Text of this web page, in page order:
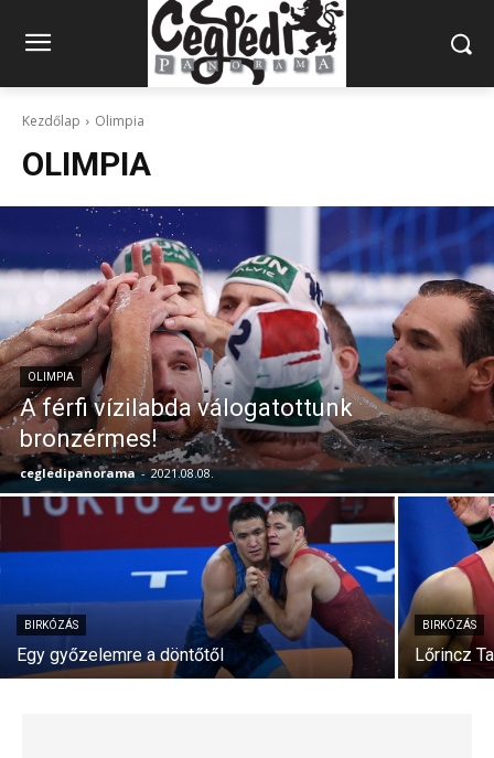
Kezdőlap Olimpia
OLIMPIA
OLIMPIA
A férfi vízilabda válogatottunk
bronzérmes!
cegledipanorama - 2021.08.08.
BIRKÓZÁS
Egy győzelemre a döntőtől
BIRKÓZÁS
Lőrincz